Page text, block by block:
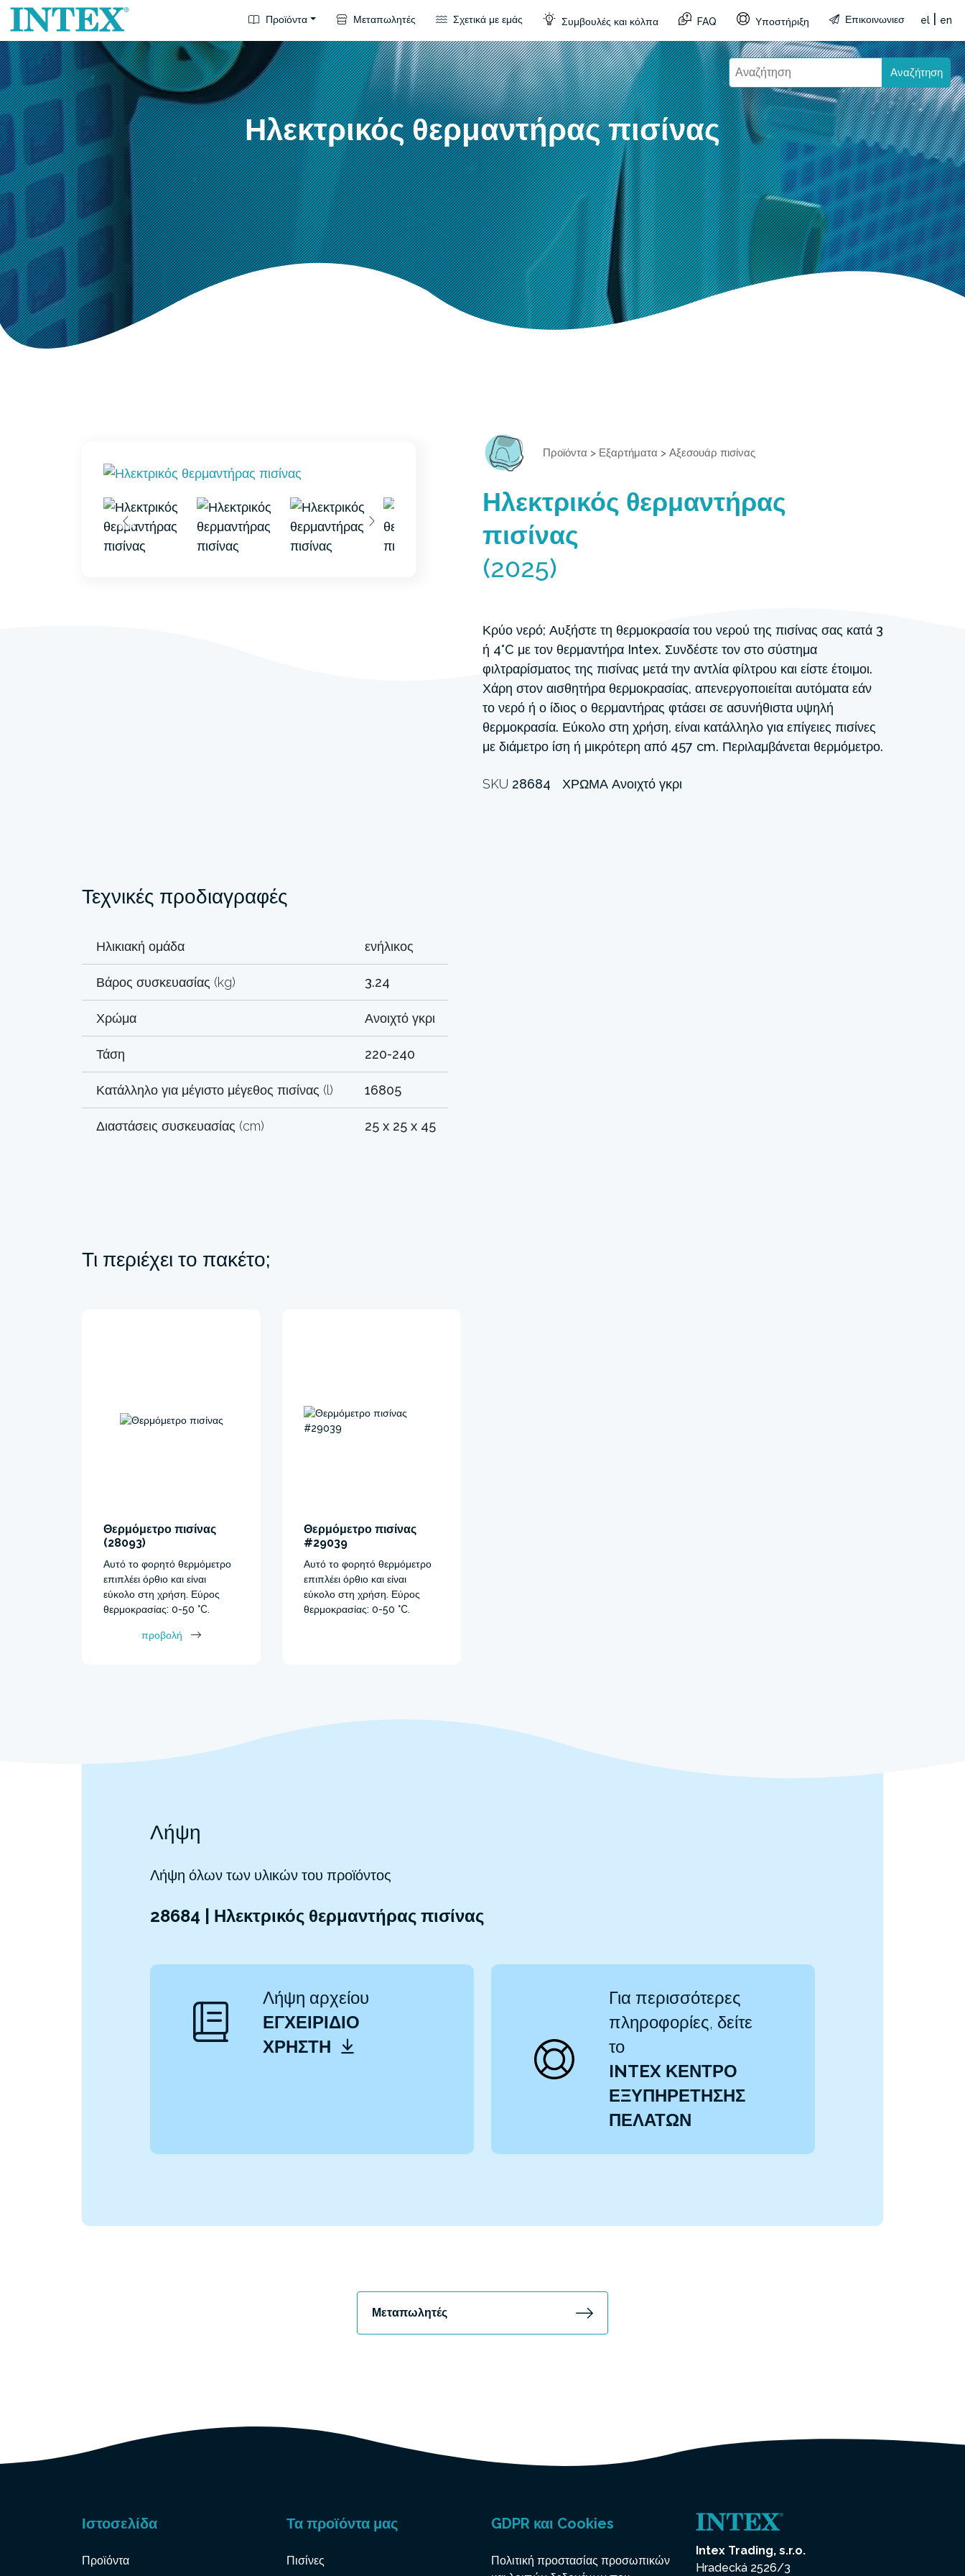
Προϊόντα Μεταπωλητές Σχετικά με εμάς Συμβουλές και κόλπα FAQ Υποστήριξη Επικοινωνιεσ el en
Αναζήτηση
Ηλεκτρικός θερμαντήρας πισίνας
Προϊόντα > Εξαρτήματα > Αξεσουάρ πισίνας
Ηλεκτρικός θερμαντήρας
πισίνας
(2025)
Κρύο νερό; Αυξήστε τη θερμοκρασία του νερού της πισίνας σας κατά 3
ή 4°C με τον θερμαντήρα Intex. Συνδέστε τον στο σύστημα
φιλτραρίσματος της πισίνας μετά την αντλία φίλτρου και είστε έτοιμοι.
Χάρη στον αισθητήρα θερμοκρασίας, απενεργοποιείται αυτόματα εάν
το νερό ή ο ίδιος ο θερμαντήρας φτάσει σε ασυνήθιστα υψηλή
θερμοκρασία. Εύκολο στη χρήση, είναι κατάλληλο για επίγειες πισίνες
με διάμετρο ίση ή μικρότερη από 457 cm. Περιλαμβάνεται θερμόμετρο.
SKU 28684 ΧΡΏΜΑ Ανοιχτό γκρι
Τεχνικές προδιαγραφές
Ηλικιακή ομάδα ενήλικος
Βάρος συσκευασίας (kg) 3.24
Χρώμα Ανοιχτό γκρι
Τάση 220-240
Κατάλληλο για μέγιστο μέγεθος πισίνας (l) 16805
Διαστάσεις συσκευασίας (cm) 25 x 25 x 45
Τι περιέχει το πακέτο;
Θερμόμετρο πισίνας
(28093)
Αυτό το φορητό θερμόμετρο
επιπλέει όρθιο και είναι
εύκολο στη χρήση. Εύρος
θερμοκρασίας: 0-50 °C.
προβολή
Θερμόμετρο πισίνας
#29039
Αυτό το φορητό θερμόμετρο
επιπλέει όρθιο και είναι
εύκολο στη χρήση. Εύρος
θερμοκρασίας: 0-50 °C.
Λήψη
Λήψη όλων των υλικών του προϊόντος
28684 | Ηλεκτρικός θερμαντήρας πισίνας
Λήψη αρχείου
ΕΓΧΕΙΡΊΔΙΟ
ΧΡΉΣΤΗ
Για περισσότερες
πληροφορίες, δείτε
το
INTEX ΚΕΝΤΡΟ
ΕΞΥΠΗΡΕΤΗΣΗΣ
ΠΕΛΑΤΩΝ
Μεταπωλητές
Ιστοσελίδα
Προϊόντα
Τα προϊόντα μας
Πισίνες
GDPR και Cookies
Πολιτική προστασίας προσωπικών
Intex Trading, s.r.o.
Hradecká 2526/3